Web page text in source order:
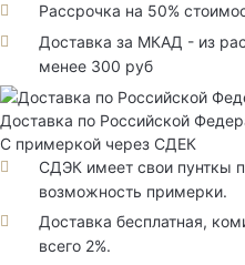
Рассрочка на 50%
Доставка за МКАД - из
менее 300 руб
Доставка по Российской
С примеркой через СДЕК
СДЭК имеет свои пунткы
возможность примерки.
Доставка бесплатная,
всего 2%.